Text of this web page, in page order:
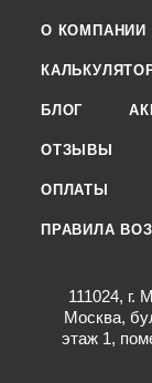
О КОМПАНИИ
БЛОГ
ОТЗЫВЫ
ОПЛАТЫ
ПРАВИЛА
111024, г.
Москва,
этаж 1,